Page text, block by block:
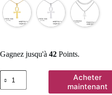
Gagnez jusqu'à 42 Points.
quantité
de
Lucktune
Acheter
maintenant